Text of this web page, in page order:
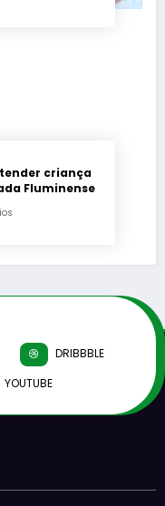
criança
Fluminense
DRIBBBLE
YOUTUBE